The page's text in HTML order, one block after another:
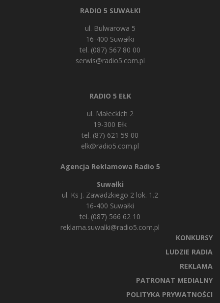
RADIO 5 SUWAŁKI
ul. Bulwarowa 5
16-400 Suwałki
tel. (087) 567 80 00
serwis@radio5.com.pl
RADIO 5 EŁK
ul. Małeckich 2
19-300 Ełk
tel. (87) 621 59 00
elk@radio5.com.pl
Agencja Reklamowa Radio 5
Suwałki
ul. Ks J. Zawadzkiego 2 lok. 1.2
16-400 Suwałki
tel. (087) 566 62 10
reklama.suwalki@radio5.com.pl
KONKURSY
LUDZIE RADIA
REKLAMA
PATRONAT MEDIALNY
POLITYKA PRYWATNOŚCI